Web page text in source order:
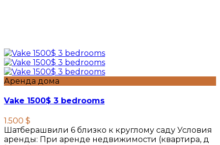
Аренда дома
Vake 1500$ 3 bedrooms
1.500 $
Шатберашвили 6 близко к круглому саду Условия
аренды: При аренде недвижимости (квартира, д